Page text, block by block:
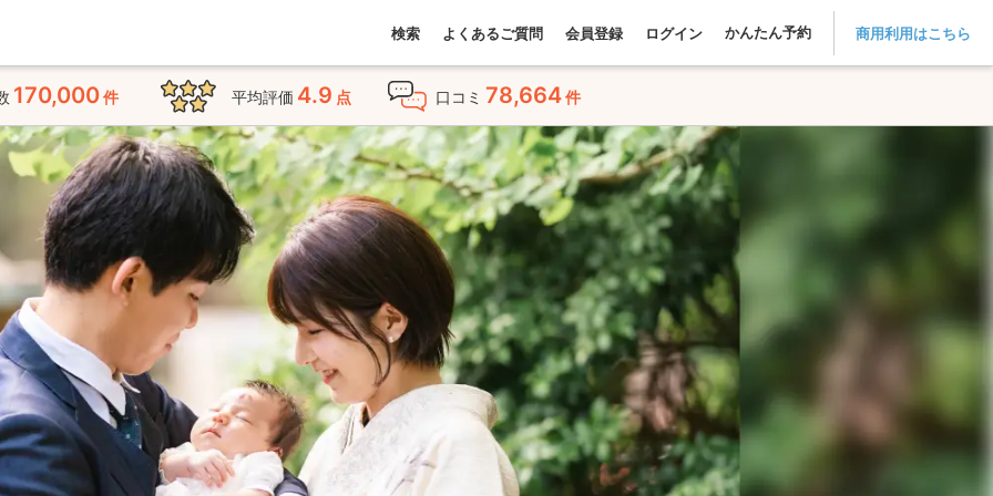
検索 よくあるご質問 会員登録 ログイン かんたん予約 商用利用はこちら
170,000件 平均評価 4.9 点 口コミ 78,664件